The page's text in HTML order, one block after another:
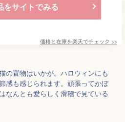
をサイトでみる
価格と在庫を楽天でチェック >>
の置物はいかが。ハロウィンにも
感も感じられます。頑張ってかぼ
なんとも愛らしく滑稽で見ている